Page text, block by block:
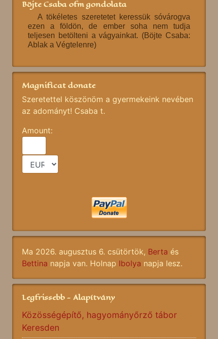
Böjte Csaba ofm gondolata
A tökéletes szeretetet keressük sóvárogva
ezen a földön, de ember soha nem tudja
teljesen betölteni a vágyainkat. (Böjte Csaba:
Ablak a Végtelenre)
Magnificat donate
Szeretettel köszönöm a gyermekeink nevében
az adományt! Csaba t.
Amount:
Ma 2026. augusztus 6. csütörtök, Berta és
Bettina napja van. Holnap Ibolya napja lesz.
Legfrissebb - Alapítvány
Közösségépítő, hagyományőrző tábor
Keresden